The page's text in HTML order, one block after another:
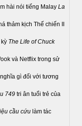
hài nói tiếng Malay La
thảm kịch Thế chiến II
The Life of Chuck
và Netflix trong sử
gì đối với tương
749 tri ân tuổi trẻ của
cầu cứu làm tác